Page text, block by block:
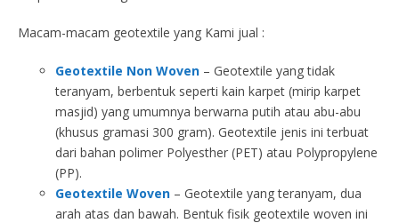
Macam-macam geotextile yang Kami jual :
Geotextile Non Woven – Geotextile yang tidak
teranyam, berbentuk seperti kain karpet (mirip karpet
masjid) yang umumnya berwarna putih atau abu-abu
(khusus gramasi 300 gram). Geotextile jenis ini terbuat
dari bahan polimer Polyesther (PET) atau Polypropylene
(PP).
Geotextile Woven – Geotextile yang teranyam, dua
arah atas dan bawah. Bentuk fisik geotextile woven ini